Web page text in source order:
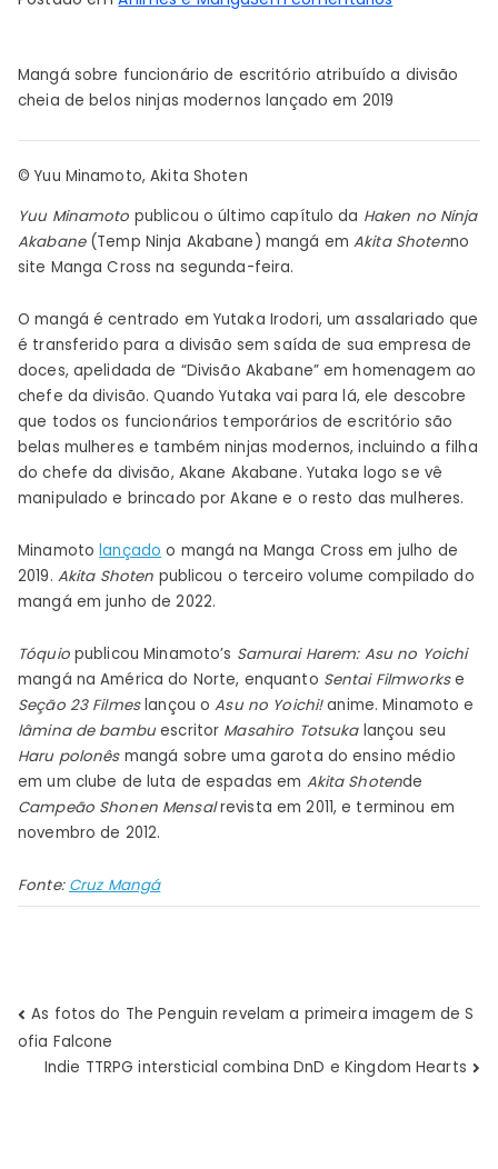
acaba
com
o
no
Ninja
Notícias
Mangá sobre funcionário de escritório atribuído a divisão
cheia de belos ninjas modernos lançado em 2019
© Yuu Minamoto, Akita Shoten
Yuu Minamoto publicou o último capítulo da Haken no Ninja
Akabane(Temp Ninja Akabane) mangá emAkita Shotenno
site Manga Cross na segunda-feira.
O mangá é centrado em Yutaka Irodori, um assalariado que
é transferido para a divisão sem saída de sua empresa de
doces, apelidada de “Divisão Akabane” em homenagem ao
chefe da divisão. Quando Yutaka vai para lá, ele descobre
que todos os funcionários temporários de escritório são
belas mulheres e também ninjas modernos, incluindo a filha
do chefe da divisão, Akane Akabane. Yutaka logo se vê
manipulado e brincado por Akane e o resto das mulheres.
Minamotolançado o mangá na Manga Cross em julho de
2019. Akita Shoten publicou o terceiro volume compilado do
mangá em junho de 2022.
Tóquiopublicou Minamoto’s Samurai Harem: Asu no Yoichi
mangá na América do Norte, enquanto Sentai Filmworkse
Seção 23 Filmeslançou oAsu no Yoichi!anime. Minamoto e
lâmina de bambuescritor Masahiro Totsukalançou seu
Haru polonêsmangá sobre uma garota do ensino médio
em um clube de luta de espadas em Akita Shotende
Campeão Shonen Mensalrevista em 2011, e terminou em
novembro de 2012.
Fonte: Cruz Mangá
Navegação
de
As fotos do The Penguin revelam a primeira imagem de S
ofia Falcone
Indie TTRPG intersticial combina DnD e Kingdom Hearts